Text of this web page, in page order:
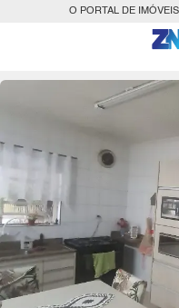
O PORTAL DE